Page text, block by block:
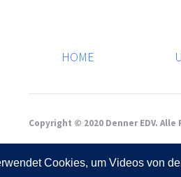
Cookies, um Videos von
HOME
Copyright © 2020 Denner EDV.